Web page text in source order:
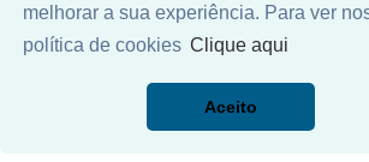
melhorar a sua experiência. Para ver
política de cookies Clique aqui
Aceito